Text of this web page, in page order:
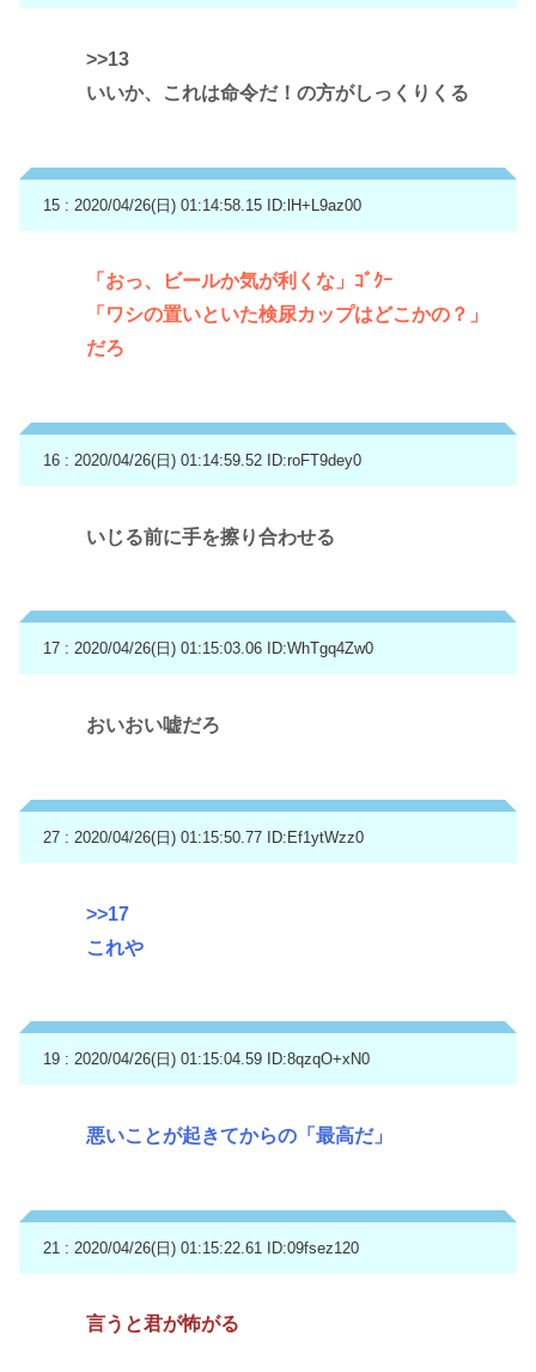
>>13
いいか、これは命令だ！の方がしっくりくる
15 : 2020/04/26(日) 01:14:58.15 ID:lH+L9az00
「おっ、ビールか気が利くな」ｺﾞｸｰ
「ワシの置いといた検尿カップはどこかの？」
だろ
16 : 2020/04/26(日) 01:14:59.52 ID:roFT9dey0
いじる前に手を擦り合わせる
17 : 2020/04/26(日) 01:15:03.06 ID:WhTgq4Zw0
おいおい嘘だろ
27 : 2020/04/26(日) 01:15:50.77 ID:Ef1ytWzz0
>>17
これや
19 : 2020/04/26(日) 01:15:04.59 ID:8qzqO+xN0
悪いことが起きてからの「最高だ」
21 : 2020/04/26(日) 01:15:22.61 ID:09fsez120
言うと君が怖がる